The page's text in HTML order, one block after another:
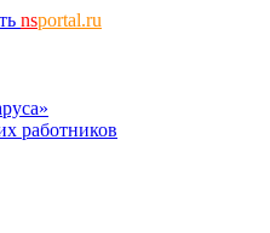
nsportal.ru
работников